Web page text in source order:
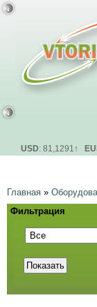
USD: 81,1291↑
Главная »
Фильтрация